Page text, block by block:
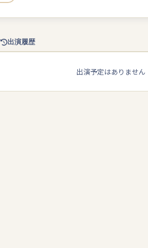
出演履歴
出演予定はありません